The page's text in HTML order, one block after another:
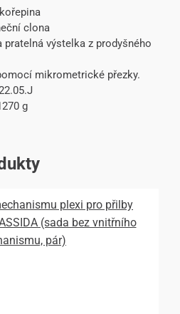
clona
pratelná výstelka z prodyšného
mikrometrické přezky.
g
plexi pro přilby
(sada bez vnitřního
pár)